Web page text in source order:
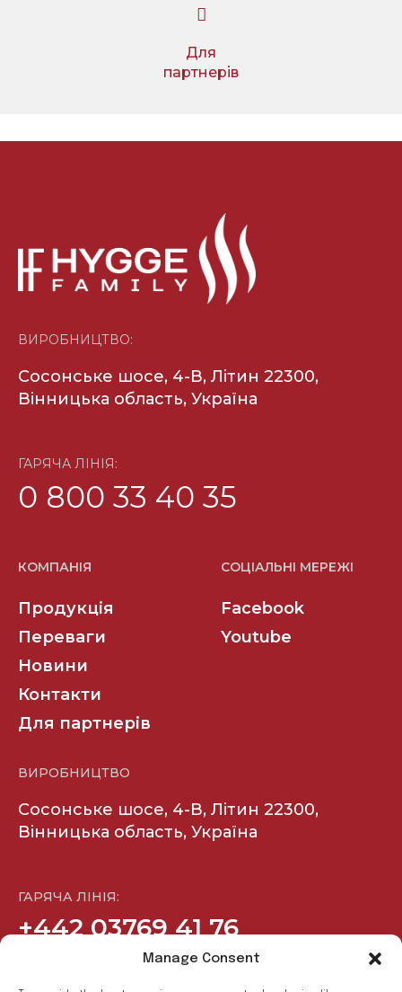
Manage Consent
Для
партнерів
ВИРОБНИЦТВО:
Сосонське шосе, 4-В, Літин 22300,
Вінницька область, Україна
ГАРЯЧА ЛІНІЯ:
0 800 33 40 35
КОМПАНІЯ
Продукція
Переваги
Новини
Контакти
Для партнерів
СОЦІАЛЬНІ МЕРЕЖІ
Facebook
Youtube
ВИРОБНИЦТВО
Сосонське шосе, 4-В, Літин 22300,
Вінницька область, Україна
ГАРЯЧА ЛІНІЯ:
+442 03769 41 76